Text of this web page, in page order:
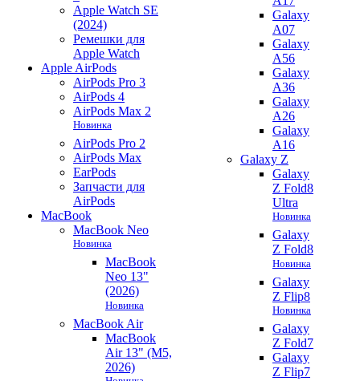
Apple Watch SE
(2024)
Ремешки для
Apple Watch
Apple AirPods
AirPods Pro 3
AirPods 4
AirPods Max 2
Новинка
AirPods Pro 2
AirPods Max
EarPods
Запчасти для
AirPods
MacBook
MacBook Neo
Новинка
MacBook
Neo 13"
(2026)
Новинка
MacBook Air
MacBook
Air 13" (M5,
2026)
Galaxy
A07
Galaxy
A56
Galaxy
A36
Galaxy
A26
Galaxy
A16
Galaxy Z
Galaxy
Z Fold8
Ultra
Новинка
Galaxy
Z Fold8
Новинка
Galaxy
Z Flip8
Новинка
Galaxy
Z Fold7
Galaxy
Z Flip7